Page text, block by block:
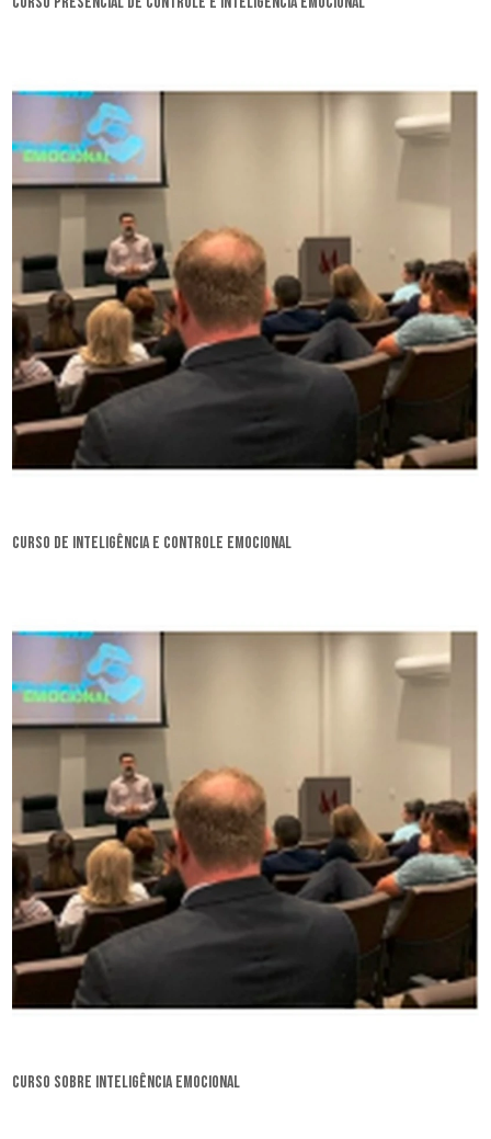
curso de inteligência e controle emocional
curso sobre inteligência emocional